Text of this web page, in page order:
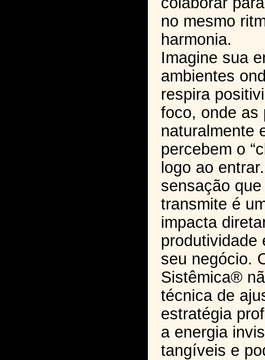
no mesmo
harmonia.
Imagine sua
ambientes
respira
foco, onde as
naturalmente
percebem o
logo ao
sensação
transmite é
impacta
produtividade
seu negócio.
Sistêmica®
técnica de
estratégia
a energia
tangíveis e